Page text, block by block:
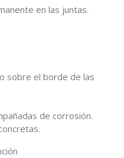
en las juntas.
sobre el borde de las
de corrosión.